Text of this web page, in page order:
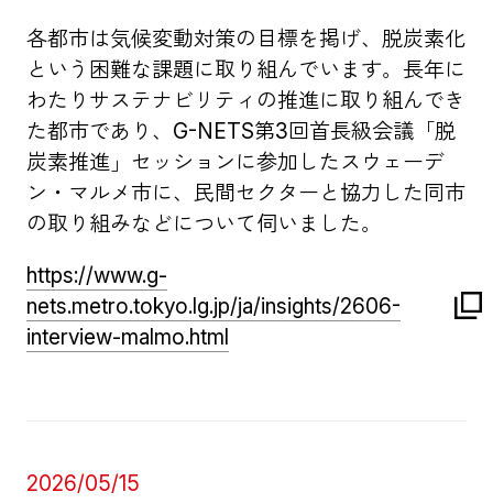
各都市は気候変動対策の目標を掲げ、脱炭素化
という困難な課題に取り組んでいます。長年に
わたりサステナビリティの推進に取り組んでき
た都市であり、G-NETS第3回首長級会議「脱
炭素推進」セッションに参加したスウェーデ
ン・マルメ市に、民間セクターと協力した同市
の取り組みなどについて伺いました。
https://www.g-
nets.metro.tokyo.lg.jp/ja/insights/2606-
interview-malmo.html
2026/05/15